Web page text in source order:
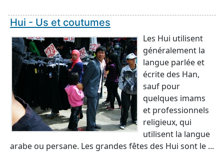
Hui - Us et coutumes
Les Hui utilisent
généralement la
langue parlée et
écrite des Han,
sauf pour
quelques imams
et professionnels
religieux, qui
utilisent la langue
arabe ou persane. Les grandes fêtes des Hui sont le ...